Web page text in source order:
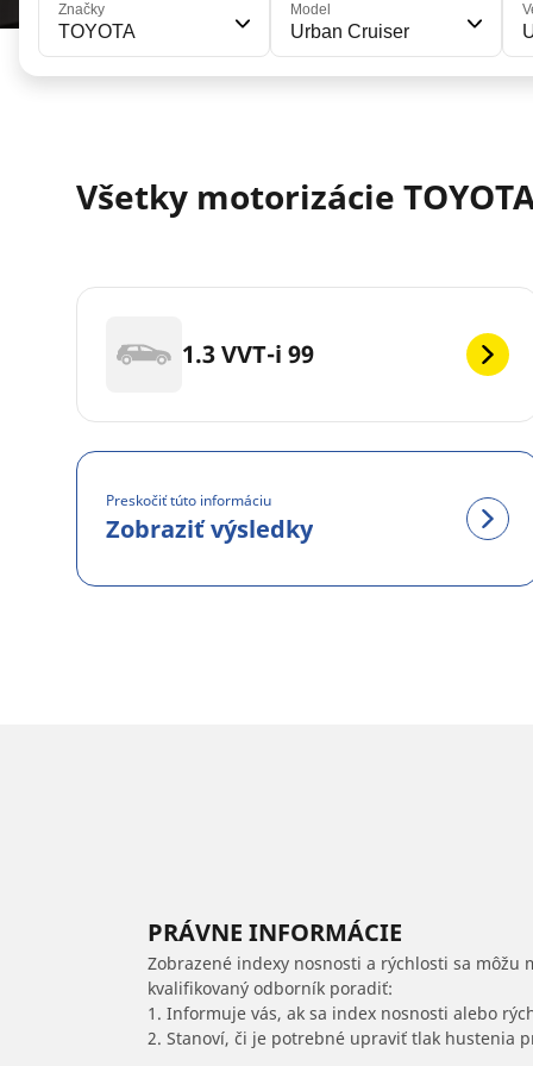
Značky
TOYOTA
Model
Urban Cruiser
Všetky motorizácie
1.3 VVT-i 99
Preskočiť túto informáciu
Zobraziť výsledky
PRÁVNE INFORMÁCIE
Zobrazené indexy nosnosti a rýchlosti sa
kvalifikovaný odborník poradiť:
1. Informuje vás, ak sa index nosnosti alebo
2. Stanoví, či je potrebné upraviť tlak hustenia